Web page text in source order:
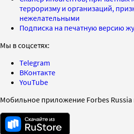
терроризму и организаций,
нежелательными
Подписка на печатную версию
Мы в соцсетях:
Telegram
ВКонтакте
YouTube
Мобильное приложение Forbes Russia